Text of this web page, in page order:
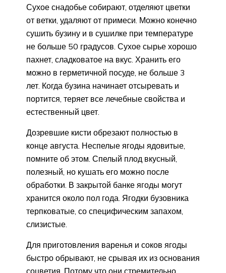
Сухое снадобье собирают, отделяют цветки
от ветки, удаляют от примеси. Можно конечно
сушить бузину и в сушилке при температуре
не больше 50 градусов. Сухое сырье хорошо
пахнет, сладковатое на вкус. Хранить его
можно в герметичной посуде, не больше 3
лет. Когда бузина начинает отсыревать и
портится, теряет все лечебные свойства и
естественный цвет.
Дозревшие кисти обрезают полностью в
конце августа. Неспелые ягоды ядовитые,
помните об этом. Спелый плод вкусный,
полезный, но кушать его можно после
обработки. В закрытой банке ягоды могут
хранится около пол года. Ягодки бузовника
терпковатые, со специфическим запахом,
слизистые.
Для приготовления варенья и соков ягоды
быстро обрывают, не срывая их из основания